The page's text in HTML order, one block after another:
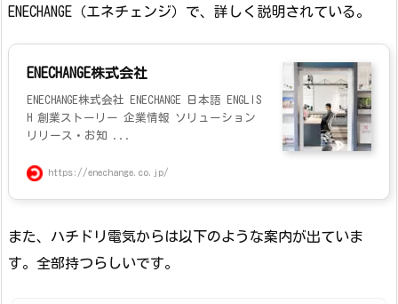
ENECHANGE（エネチェンジ）で、詳しく説明されている。
ENECHANGE株式会社
ENECHANGE株式会社 ENECHANGE 日本語 ENGLIS
H 創業ストーリー 企業情報 ソリューション
リリース・お知 ...
https://enechange.co.jp/
また、ハチドリ電気からは以下のような案内が出ていま
す。全部持つらしいです。